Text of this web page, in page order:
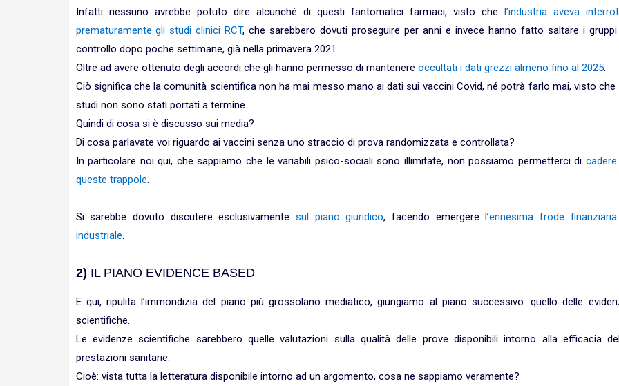
Infatti nessuno avrebbe potuto dire alcunché di questi fantomatici farmaci, visto che
l’industria aveva
prematuramente gli studi clinici RCT, che sarebbero dovuti proseguire per anni e invece hanno fatto saltare i
controllo dopo poche settimane, già nella primavera 2021.
Oltre ad avere ottenuto degli accordi che gli hanno permesso di mantenere occultati i dati grezzi almeno fino al 2025.
Ciò significa che la comunità scientifica non ha mai messo mano ai dati sui vaccini Covid, né potrà farlo mai, visto che
studi non sono stati portati a termine.
Quindi di cosa si è discusso sui media?
Di cosa parlavate voi riguardo ai vaccini senza uno straccio di prova randomizzata e controllata?
In particolare noi qui, che sappiamo che le variabili psico-sociali sono illimitate, non possiamo permetterci di
queste trappole.
Si sarebbe dovuto discutere esclusivamente sul piano giuridico, facendo emergere l’ennesima frode
industriale.
2) IL PIANO EVIDENCE BASED
E qui, ripulita l’immondizia del piano più grossolano mediatico, giungiamo al piano successivo: quello delle
scientifiche.
Le evidenze scientifiche sarebbero quelle valutazioni sulla qualità delle prove disponibili intorno alla efficacia
prestazioni sanitarie.
Cioè: vista tutta la letteratura disponibile intorno ad un argomento, cosa ne sappiamo veramente?